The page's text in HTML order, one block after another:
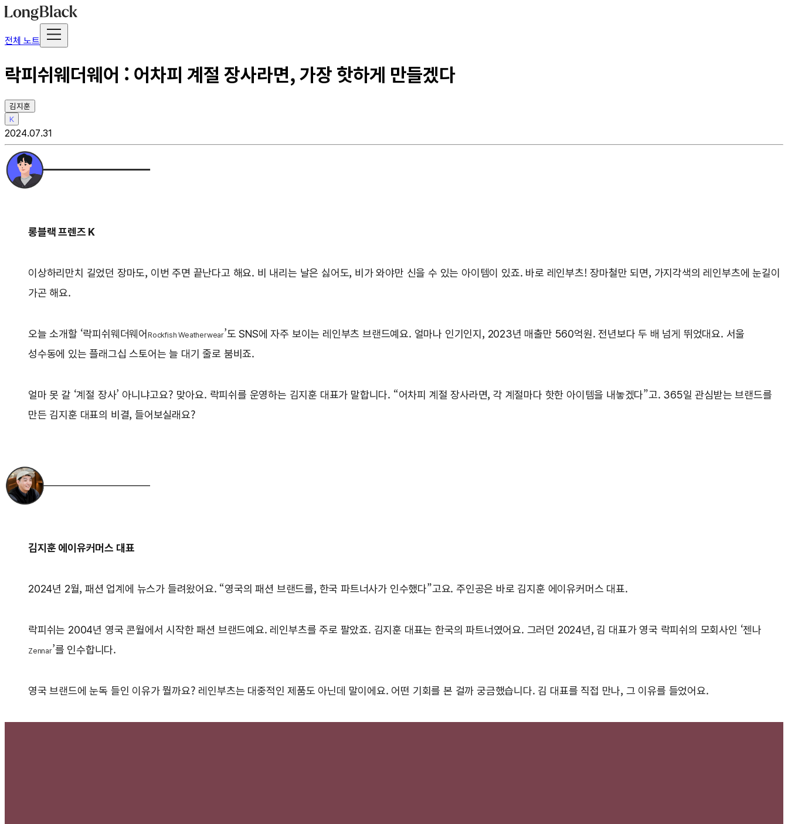
전체 노트
락피쉬웨더웨어 : 어차피 계절 장사라면, 가장 핫하게 만들겠다
김지훈
K
2024.07.31
롱블랙 프렌즈 K
이상하리만치 길었던 장마도, 이번 주면 끝난다고 해요. 비 내리는 날은 싫어도, 비가 와야만 신을 수 있는 아이템이 있죠. 바로 레인부츠! 장마철만 되면, 가지각색의 레인부츠에 눈길이
가곤 해요.
오늘 소개할 ‘락피쉬웨더웨어 Rockfish Weatherwear’도 SNS에 자주 보이는 레인부츠 브랜드예요. 얼마나 인기인지, 2023년 매출만 560억원. 전년보다 두 배 넘게 뛰었대요. 서울
성수동에 있는 플래그십 스토어는 늘 대기 줄로 붐비죠.
얼마 못 갈 ‘계절 장사’ 아니냐고요? 맞아요. 락피쉬를 운영하는 김지훈 대표가 말합니다. “어차피 계절 장사라면, 각 계절마다 핫한 아이템을 내놓겠다”고. 365일 관심받는 브랜드를
만든 김지훈 대표의 비결, 들어보실래요?
김지훈 에이유커머스 대표
2024년 2월, 패션 업계에 뉴스가 들려왔어요. “영국의 패션 브랜드를, 한국 파트너사가 인수했다”고요. 주인공은 바로 김지훈 에이유커머스 대표.
락피쉬는 2004년 영국 콘월에서 시작한 패션 브랜드예요. 레인부츠를 주로 팔았죠. 김지훈 대표는 한국의 파트너였어요. 그러던 2024년, 김 대표가 영국 락피쉬의 모회사인 ‘젠나
Zennar’를 인수합니다.
영국 브랜드에 눈독 들인 이유가 뭘까요? 레인부츠는 대중적인 제품도 아닌데 말이에요. 어떤 기회를 본 걸까 궁금했습니다. 김 대표를 직접 만나, 그 이유를 들었어요.